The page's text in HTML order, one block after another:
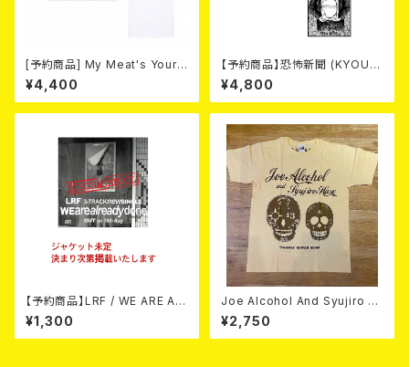
[予約商品] My Meat's Your
Poison -あんたにゃ毒でもオイ
ラにゃ薬- (White) 熊本地震 復
興支援T-shirt 2026年8月末
¥4,400
【予約商品】恐怖新聞 (KYOUF
U SHINBUN) / 死 (LP)【8月15
日発売】
¥4,800
【予約商品】LRF / WE ARE AL
READY DONE (CD) 【8月15日
発売】
¥1,300
Joe Alcohol And Syujiro H
ase / Strange Guitar Blues
¥2,750